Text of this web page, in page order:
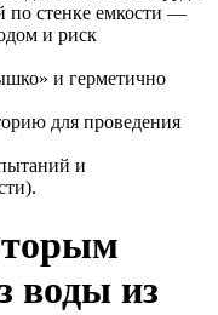
по стенке емкости —
и риск
и герметично
для проведения
и
воды из